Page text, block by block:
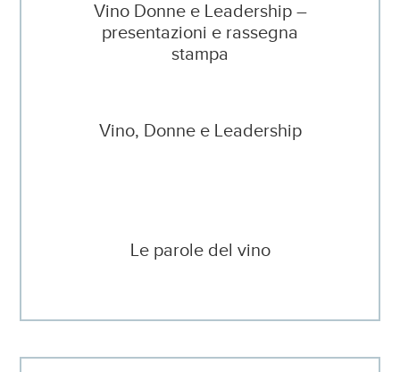
Vino Donne e Leadership –
presentazioni e rassegna
stampa
Vino, Donne e Leadership
Le parole del vino